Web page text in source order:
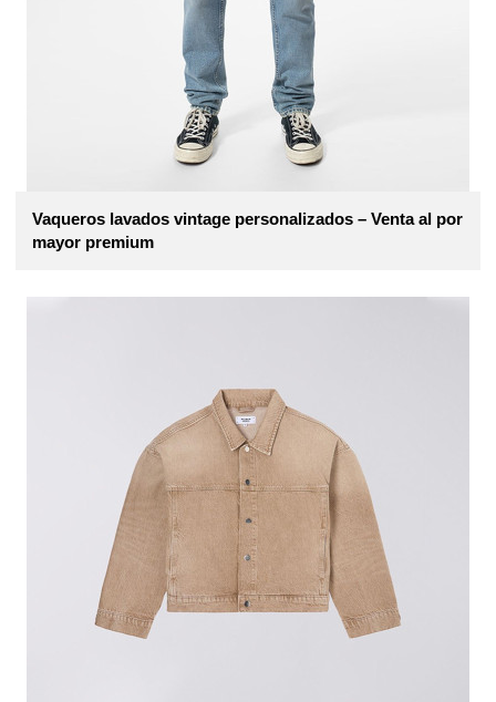
Vaqueros lavados vintage personalizados – Venta al por
mayor premium